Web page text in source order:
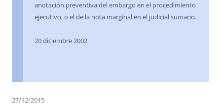
anotación preventiva del embargo en el procedimiento
ejecutivo, o el de la nota marginal en el judicial sumario.
20 diciembre 2002
27/12/2015